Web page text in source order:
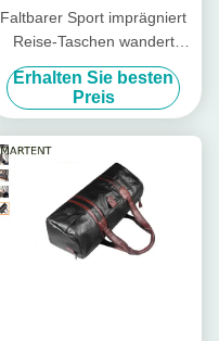
Faltbarer Sport imprägniert
Reise-Taschen wandert
Riss-beständiges Nylon
Hangbag
Erhalten Sie besten
Preis